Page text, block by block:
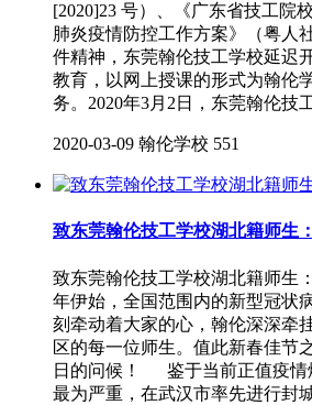
[2020]23 号）、《广东省技工院
肺炎疫情防控工作方案》（粤人
件精神，东莞翰伦技工学校延迟
教育，以网上授课的形式为翰伦
务。2020年3月2日，东莞翰伦技
2020-03-09 翰伦学校 551
致东莞翰伦技工学校湖北籍师生
致东莞翰伦技工学校湖北籍师
年伊始，全国范围内的新型冠状
刻牵动着大家的心，翰伦深深牵
区的每一位师生。值此新春佳节
日的问候！ 鉴于当前正值疫情
最为严重，在武汉市率先进行封